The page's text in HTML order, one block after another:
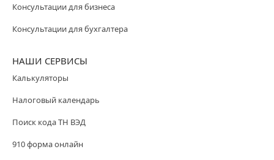
Консультации для бизнеса
Консультации для бухгалтера
НАШИ СЕРВИСЫ
Калькуляторы
Налоговый календарь
Поиск кода ТН ВЭД
910 форма онлайн